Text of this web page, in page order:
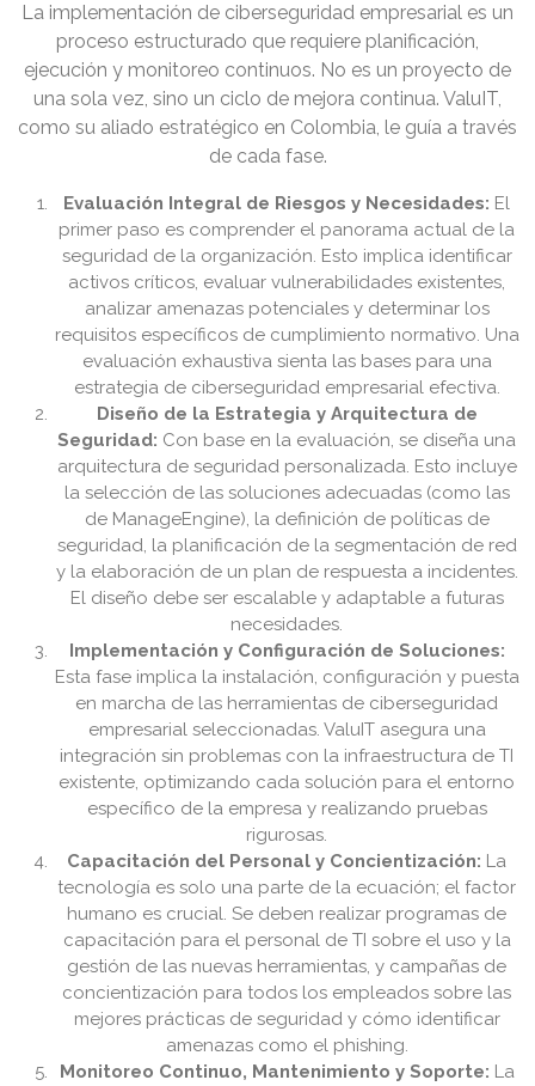
La implementación de ciberseguridad empresarial es un
proceso estructurado que requiere planificación,
ejecución y monitoreo continuos. No es un proyecto de
una sola vez, sino un ciclo de mejora continua. ValuIT,
como su aliado estratégico en Colombia, le guía a través
de cada fase.
Evaluación Integral de Riesgos y Necesidades: El
primer paso es comprender el panorama actual de la
seguridad de la organización. Esto implica identificar
activos críticos, evaluar vulnerabilidades existentes,
analizar amenazas potenciales y determinar los
requisitos específicos de cumplimiento normativo. Una
evaluación exhaustiva sienta las bases para una
estrategia de ciberseguridad empresarial efectiva.
Diseño de la Estrategia y Arquitectura de
Seguridad: Con base en la evaluación, se diseña una
arquitectura de seguridad personalizada. Esto incluye
la selección de las soluciones adecuadas (como las
de ManageEngine), la definición de políticas de
seguridad, la planificación de la segmentación de red
y la elaboración de un plan de respuesta a incidentes.
El diseño debe ser escalable y adaptable a futuras
necesidades.
Implementación y Configuración de Soluciones:
Esta fase implica la instalación, configuración y puesta
en marcha de las herramientas de ciberseguridad
empresarial seleccionadas. ValuIT asegura una
integración sin problemas con la infraestructura de TI
existente, optimizando cada solución para el entorno
específico de la empresa y realizando pruebas
rigurosas.
Capacitación del Personal y Concientización: La
tecnología es solo una parte de la ecuación; el factor
humano es crucial. Se deben realizar programas de
capacitación para el personal de TI sobre el uso y la
gestión de las nuevas herramientas, y campañas de
concientización para todos los empleados sobre las
mejores prácticas de seguridad y cómo identificar
amenazas como el phishing.
Monitoreo Continuo, Mantenimiento y Soporte: La